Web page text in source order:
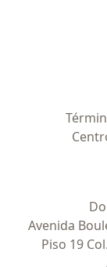
Avenida
Piso 19